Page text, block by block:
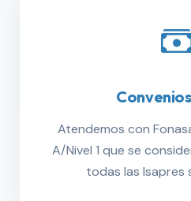
Atendemos con
A/Nivel 1 que se
todas las Isapres